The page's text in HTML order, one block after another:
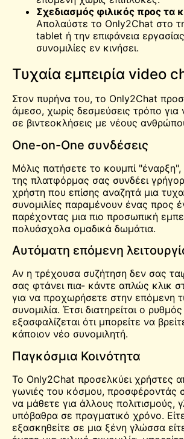
Σχεδιασμός φιλικός προς τα
Απολαύστε το Only2Chat στο
tablet ή την επιφάνεια
συνομιλίες εν κινήσει.
Τυχαία εμπειρία video
Στον πυρήνα του, το Only2Chat
άμεσο, χωρίς δεσμεύσεις τρόπο για
σε βιντεοκλήσεις με νέους
One-on-One συνδέσεις
Μόλις πατήσετε το κουμπί "έναρξη",
της πλατφόρμας σας συνδέει
χρήστη που επίσης αναζητά μια
συνομιλίες παραμένουν ένας προς
παρέχοντας μια πιο προσωπική
πολυάσχολα ομαδικά δωμάτια.
Αυτόματη επόμενη
Αν η τρέχουσα συζήτηση δεν σας
σας φτάνει πια- κάντε απλώς κλικ
για να προχωρήσετε στην επόμενη
συνομιλία. Έτσι διατηρείται ο
εξασφαλίζεται ότι μπορείτε να
κάποιον νέο συνομιλητή.
Παγκόσμια Κοινότητα
Το Only2Chat προσελκύει χρήστες
γωνιές του κόσμου, προσφέροντάς
να μάθετε για άλλους πολιτισμούς,
υπόβαθρα σε πραγματικό χρόνο.
εξασκηθείτε σε μια ξένη γλώσσα